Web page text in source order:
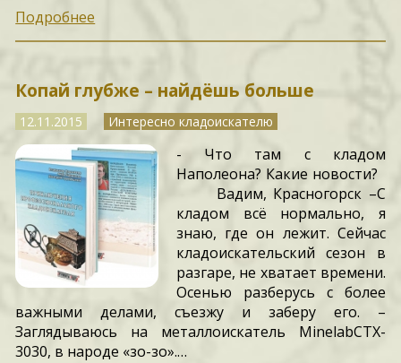
Подробнее
Копай глубже – найдёшь больше
12.11.2015 Интересно кладоискателю
- Что там с кладом
Наполеона? Какие новости?
Вадим, Красногорск –С
кладом всё нормально, я
знаю, где он лежит. Сейчас
кладоискательский сезон в
разгаре, не хватает времени.
Осенью разберусь с более
важными делами, съезжу и заберу его. –
Заглядываюсь на металлоискатель MinelabCTX-
3030, в народе «зо-зо».…